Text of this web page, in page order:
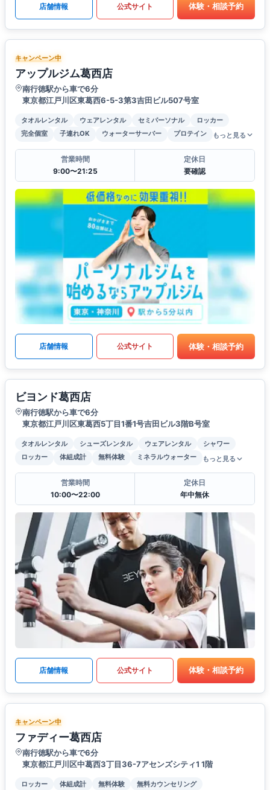
店舗情報 公式サイト 体験・相談予約
キャンペーン中
アップルジム葛西店
南行徳駅から車で6分
東京都江戸川区東葛西6-5-3第3吉田ビル507号室
タオルレンタル ウェアレンタル セミパーソナル
ロッカー
完全個室
子連れOK ウォーターサーバー プロテイン もっと見る
営業時間
9:00〜21:25
定休日
要確認
店舗情報 公式サイト 体験・相談予約
ビヨンド葛西店
南行徳駅から車で6分
東京都江戸川区東葛西5丁目1番1号吉田ビル3階B号室
タオルレンタル シューズレンタル ウェアレンタル
シャワー
ロッカー
体組成計 無料体験 ミネラルウォーター もっと見る
営業時間
10:00〜22:00
定休日
年中無休
店舗情報 公式サイト 体験・相談予約
キャンペーン中
ファディー葛西店
南行徳駅から車で6分
東京都江戸川区中葛西3丁目36-7アセンズシティ1 1階
ロッカー 体組成計 無料体験
無料カウンセリング